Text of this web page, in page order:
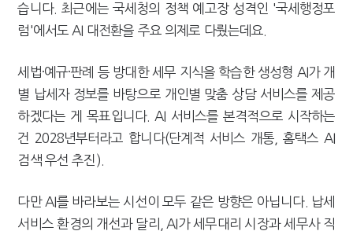
습니다. 최근에는 국세청의 정책 예고장 성격인 '국세행정포
럼'에서도 AI 대전환을 주요 의제로 다뤘는데요.
세법·예규·판례 등 방대한 세무 지식을 학습한 생성형 AI가 개
별 납세자 정보를 바탕으로 개인별 맞춤 상담 서비스를 제공
하겠다는 게 목표입니다. AI 서비스를 본격적으로 시작하는
건 2028년부터라고 합니다(단계적 서비스 개통, 홈택스 AI
검색 우선 추진).
다만 AI를 바라보는 시선이 모두 같은 방향은 아닙니다. 납세
서비스 환경의 개선과 달리, AI가 세무대리 시장과 세무사 직